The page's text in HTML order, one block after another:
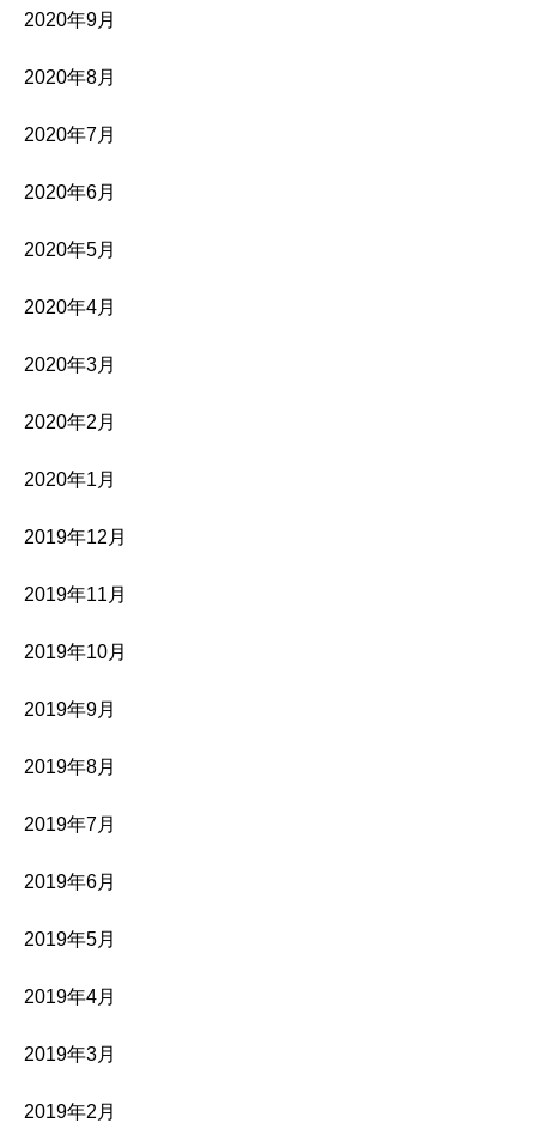
2020年9月
2020年8月
2020年7月
2020年6月
2020年5月
2020年4月
2020年3月
2020年2月
2020年1月
2019年12月
2019年11月
2019年10月
2019年9月
2019年8月
2019年7月
2019年6月
2019年5月
2019年4月
2019年3月
2019年2月